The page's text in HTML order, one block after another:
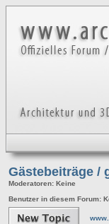
Gästebeiträge /
Moderatoren: Keine
Benutzer in diesem Forum: